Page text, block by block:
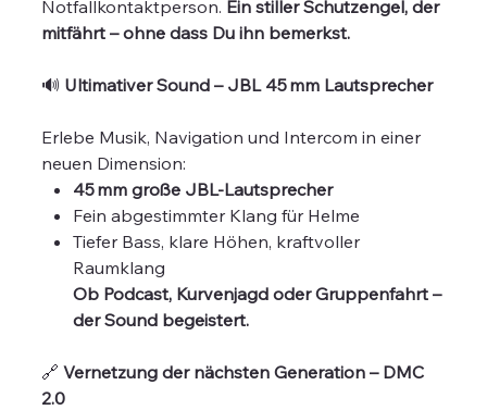
Notfallkontaktperson. Ein stiller Schutzengel, der
mitfährt – ohne dass Du ihn bemerkst.
🔊 Ultimativer Sound – JBL 45 mm Lautsprecher
Erlebe Musik, Navigation und Intercom in einer
neuen Dimension:
45 mm große JBL-Lautsprecher
Fein abgestimmter Klang für Helme
Tiefer Bass, klare Höhen, kraftvoller
Raumklang
Ob Podcast, Kurvenjagd oder Gruppenfahrt –
der Sound begeistert.
🔗Vernetzung der nächsten Generation – DMC
2.0